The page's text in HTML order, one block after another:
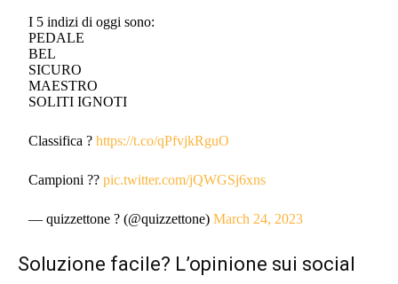
I 5 indizi di oggi sono:
PEDALE
BEL
SICURO
MAESTRO
SOLITI IGNOTI
Classifica ?https://t.co/qPfvjkRguO
Campioni ??pic.twitter.com/jQWGSj6xns
— quizzettone ? (@quizzettone)March 24, 2023
Soluzione facile? L’opinione sui social